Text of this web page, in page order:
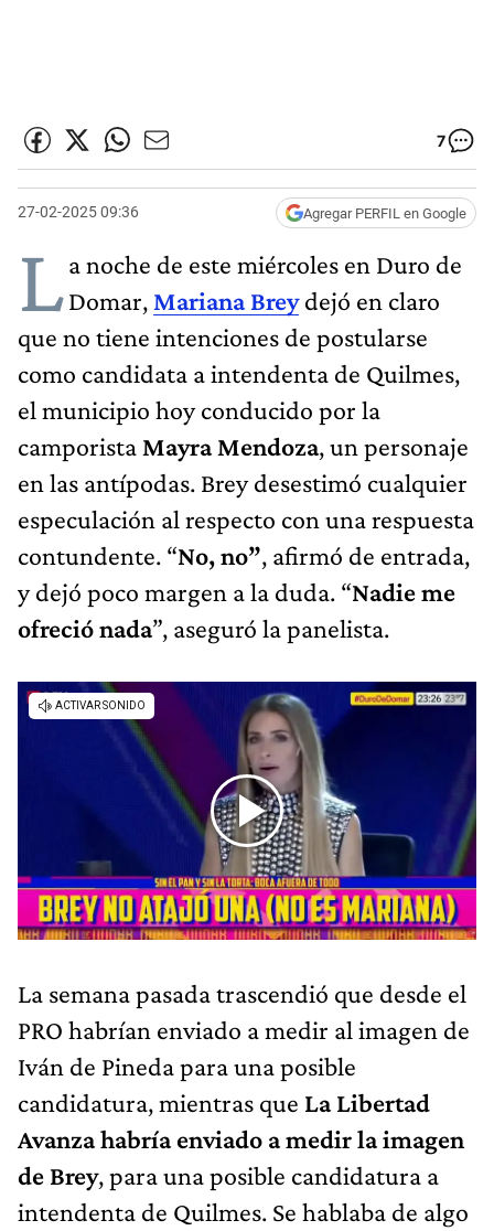
7
27-02-2025 09:36 Agregar PERFIL en Google
La noche de este miércoles en Duro de
Domar, Mariana Breydejó en claro
que no tiene intenciones de postularse
como candidata a intendenta de Quilmes,
el municipio hoy conducido por la
camporista Mayra Mendoza, un personaje
en las antípodas. Brey desestimó cualquier
especulación al respecto con una respuesta
contundente. “No, no”, afirmó de entrada,
y dejó poco margen a la duda. “Nadie me
ofreció nada”, aseguró la panelista.
La semana pasada trascendió que desde el
PRO habrían enviado a medir al imagen de
Iván de Pineda para una posible
candidatura, mientras que La Libertad
Avanza habría enviado a medir la imagen
de Brey, para una posible candidatura a
intendenta de Quilmes. Se hablaba de algo